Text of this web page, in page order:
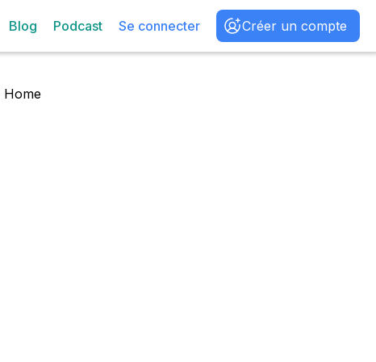
Blog Podcast Se connecter Créer un compte
Home